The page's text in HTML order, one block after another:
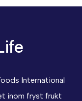
International
inom fryst frukt